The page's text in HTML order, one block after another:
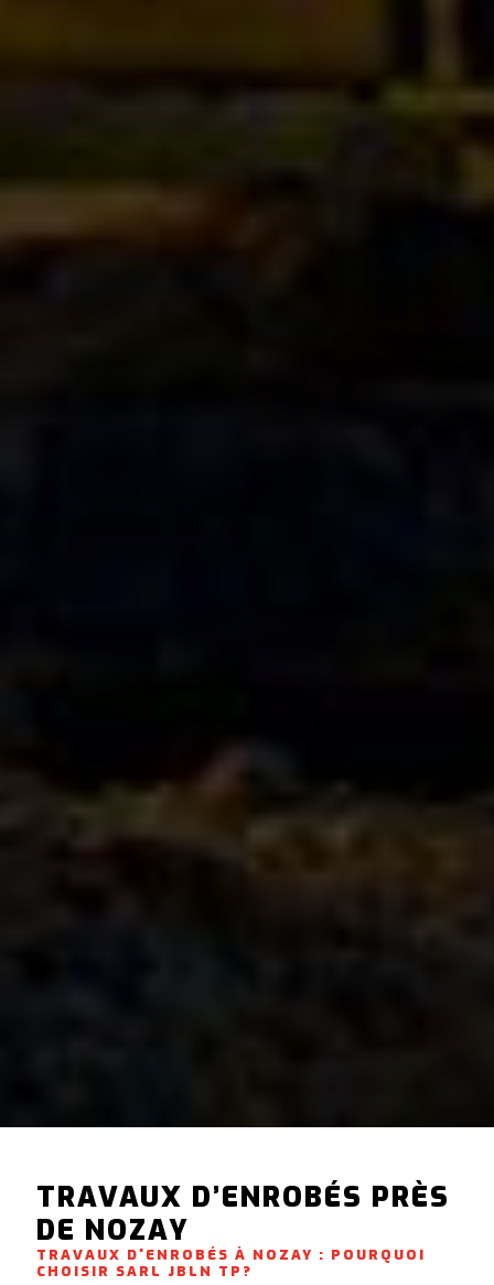
TRAVAUX D’ENROBÉS PRÈS
DE NOZAY
TRAVAUX D'ENROBÉS À NOZAY : POURQUOI
CHOISIR SARL JBLN TP?